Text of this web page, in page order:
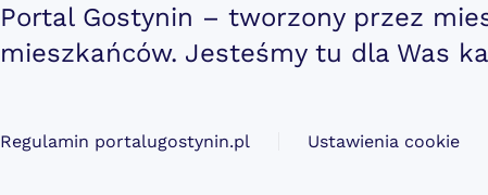
Portal Gostynin – tworzony przez
mieszkańców. Jesteśmy tu dla Was
Regulamin portalugostynin.pl Ustawienia cookie